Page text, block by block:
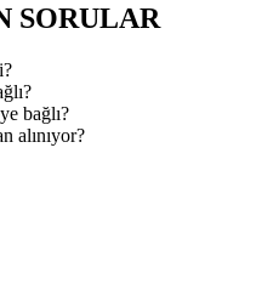
SORULAR
bağlı?
alınıyor?